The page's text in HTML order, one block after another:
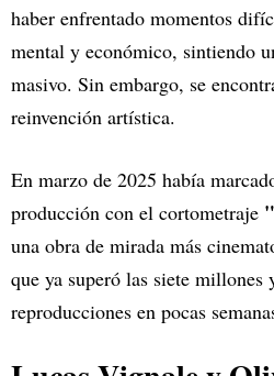
haber enfrentado momentos
mental y económico, sintiendo
masivo. Sin embargo, se
reinvención artística.
En marzo de 2025 había
producción con el cortometraje
una obra de mirada más
que ya superó las siete millones
reproducciones en pocas